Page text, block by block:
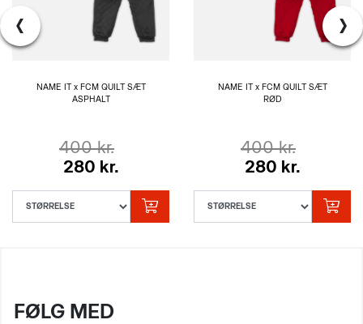
NAME IT x FCM QUILT SÆT
ASPHALT
400 kr.
280 kr.
NAME IT x FCM QUILT SÆT
RØD
400 kr.
280 kr.
‹ ›
FØLG MED